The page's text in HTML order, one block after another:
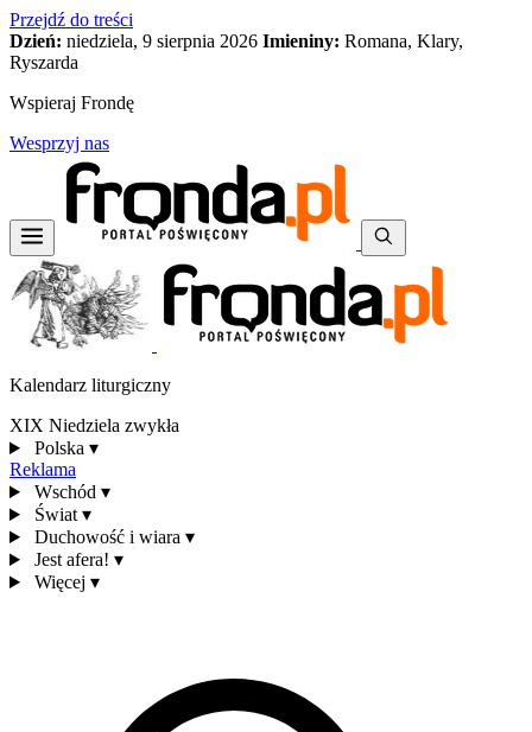
Przejdź do treści
Dzień: niedziela, 9 sierpnia 2026 Imieniny: Romana, Klary,
Ryszarda
Wspieraj Frondę
Wesprzyj nas
Kalendarz liturgiczny
XIX Niedziela zwykła
Polska ▾
Reklama
Wschód ▾
Świat ▾
Duchowość i wiara ▾
Jest afera! ▾
Więcej ▾